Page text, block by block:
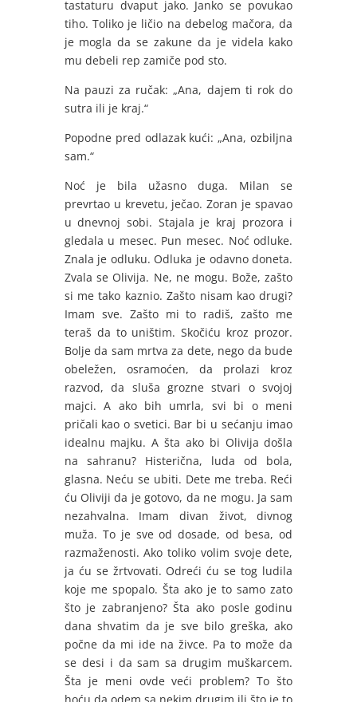
tastaturu dvaput jako. Janko se povukao
tiho. Toliko je ličio na debelog mačora, da
je mogla da se zakune da je videla kako
mu debeli rep zamiče pod sto.
Na pauzi za ručak: „Ana, dajem ti rok do
sutra ili je kraj.“
Popodne pred odlazak kući: „Ana, ozbiljna
sam.“
Noć je bila užasno duga. Milan se
prevrtao u krevetu, ječao. Zoran je spavao
u dnevnoj sobi. Stajala je kraj prozora i
gledala u mesec. Pun mesec. Noć odluke.
Znala je odluku. Odluka je odavno doneta.
Zvala se Olivija. Ne, ne mogu. Bože, zašto
si me tako kaznio. Zašto nisam kao drugi?
Imam sve. Zašto mi to radiš, zašto me
teraš da to uništim. Skočiću kroz prozor.
Bolje da sam mrtva za dete, nego da bude
obeležen, osramoćen, da prolazi kroz
razvod, da sluša grozne stvari o svojoj
majci. A ako bih umrla, svi bi o meni
pričali kao o svetici. Bar bi u sećanju imao
idealnu majku. A šta ako bi Olivija došla
na sahranu? Histerična, luda od bola,
glasna. Neću se ubiti. Dete me treba. Reći
ću Oliviji da je gotovo, da ne mogu. Ja sam
nezahvalna. Imam divan život, divnog
muža. To je sve od dosade, od besa, od
razmaženosti. Ako toliko volim svoje dete,
ja ću se žrtvovati. Odreći ću se tog ludila
koje me spopalo. Šta ako je to samo zato
što je zabranjeno? Šta ako posle godinu
dana shvatim da je sve bilo greška, ako
počne da mi ide na živce. Pa to može da
se desi i da sam sa drugim muškarcem.
Šta je meni ovde veći problem? To što